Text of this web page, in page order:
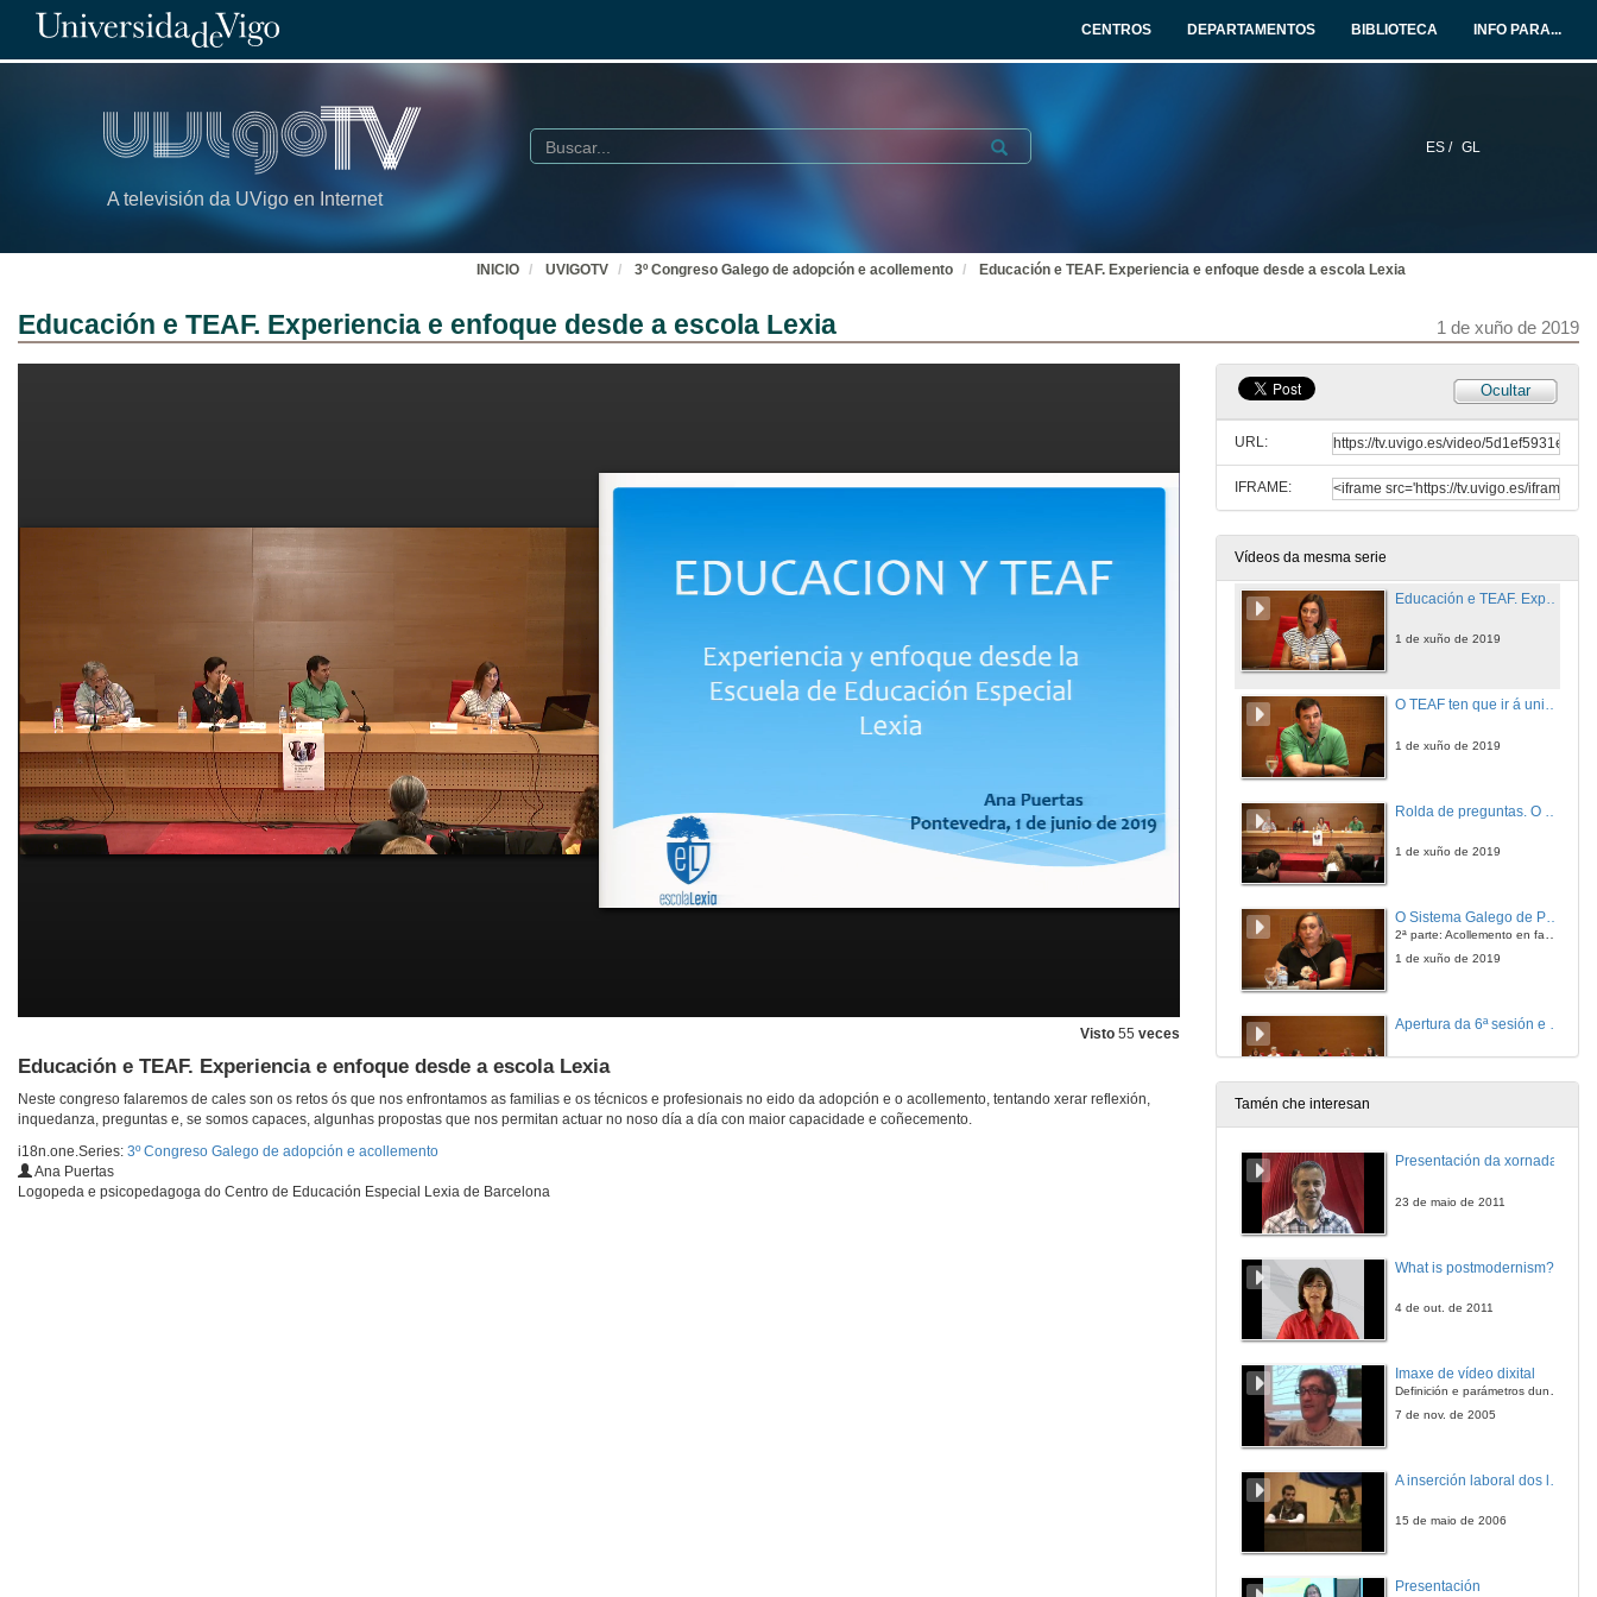
CENTROS DEPARTAMENTOS BIBLIOTECA INFO PARA...
A televisión da UVigo en Internet
ES / GL
Buscar Submit
INICIO UVIGOTV 3º Congreso Galego de adopción e acollemento Educación e TEAF. Experiencia e enfoque desde a escola Lexia
Educación e TEAF. Experiencia e enfoque desde a escola Lexia 1 de xuño de 2019
Visto 55 veces
Educación e TEAF. Experiencia e enfoque desde a escola Lexia
Neste congreso falaremos de cales son os retos ós que nos enfrontamos as familias e os técnicos e profesionais no eido da adopción e o acollemento, tentando xerar reflexión,
inquedanza, preguntas e, se somos capaces, algunhas propostas que nos permitan actuar no noso día a día con maior capacidade e coñecemento.
i18n.one.Series: 3º Congreso Galego de adopción e acollemento
Ana Puertas
Logopeda e psicopedagoga do Centro de Educación Especial Lexia de Barcelona
Ocultar
URL:
IFRAME:
Vídeos da mesma serie
A adopción aberta: un novo horizonte?
31 de maio de 2019
Rolda de preguntas. Adopción en primeira persoa
Discapacidade e escola: Cómo conseguir o que o teu fillo precisa
1 de xuño de 2019
1 de xuño de 2019
O TEAF ten que ir á universidade
1 de xuño de 2019
1 de xuño de 2019
O Sistema Galego de Protección de Menores. Investigación xornalística.
2ª parte: Acollemento en familia biolóxica
1 de xuño de 2019
Casa de familia. Lugar de paso baseado non afecto e a normalización
1 de xuño de 2019
1 de xuño de 2019
1 de xuño de 2019
Tamén che interesan
Presentación da xornada
23 de maio de 2011
What is postmodernism?
4 de out. de 2011
Imaxe de vídeo dixital
Definición e parámetros dunha imaxe dixital. Resolución e Aspecto. Profundidade da cor. Compresión. Frame por segundo. Entrelazado. Campos, cadros
7 de nov. de 2005
15 de maio de 2006
Presentación